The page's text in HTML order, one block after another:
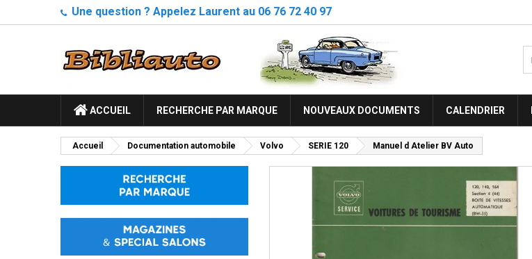
Une question ? Appelez Laurent au 06 76 72 40 97
ACCUEIL RECHERCHE PAR MARQUE NOUVEAUX DOCUMENTS CALENDRIER
Accueil Documentation automobile Volvo SERIE 120 Manuel d Atelier BV Auto